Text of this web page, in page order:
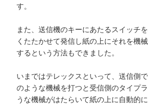
す。
また、送信機のキーにあたるスイッチ
くたたかせて発信し紙の上にそれを機
するという方法もできました。
いまではテレックスといって、送信側
のような機械を打つと受信側のタイプ
うな機械がはたらいて紙の上に自動的